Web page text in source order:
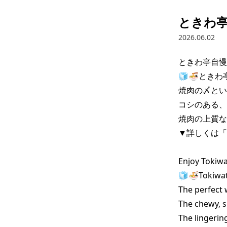
ときわ
2026.06.02
ときわ亭自
🧊🍜ときわ
焼肉の〆と
コシのある
焼肉の上質
▼詳しくは
Enjoy
The perfect
The chewy,
The